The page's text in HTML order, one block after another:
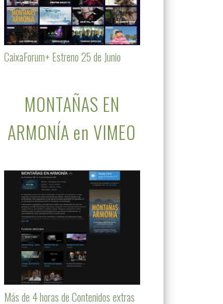
CaixaForum+ Estreno 25 de Junio
MONTAÑAS EN
ARMONÍA en VIMEO
Más de 4 horas de Contenidos extras